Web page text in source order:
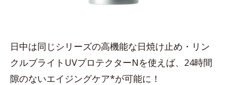
日中は同じシリーズの高機能な日焼け止め・リン
クルブライトUVプロテクターNを使えば、24時間
隙のないエイジングケア*が可能に！